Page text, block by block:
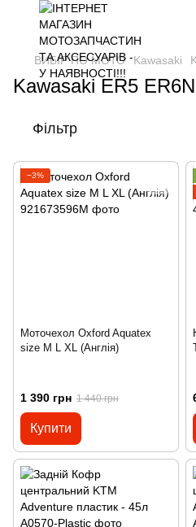
ВИБІР ПО МОТО Kawasaki
Kawasaki ER5
Фільтр
−3%
Моточехол Oxford Aquatex
size M L XL (Англія)
1 390 грн 1 440 грн
Купити